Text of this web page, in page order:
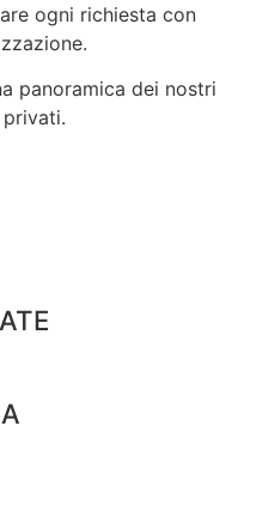
ogni richiesta con
.
panoramica dei nostri